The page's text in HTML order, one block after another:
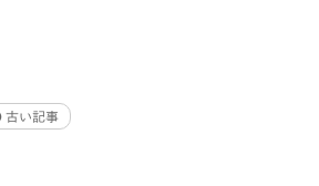
古い記事